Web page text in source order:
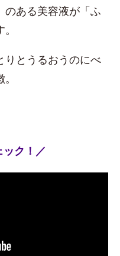
のある美容液が「ふ
りとうるおうのにべ
ク！／